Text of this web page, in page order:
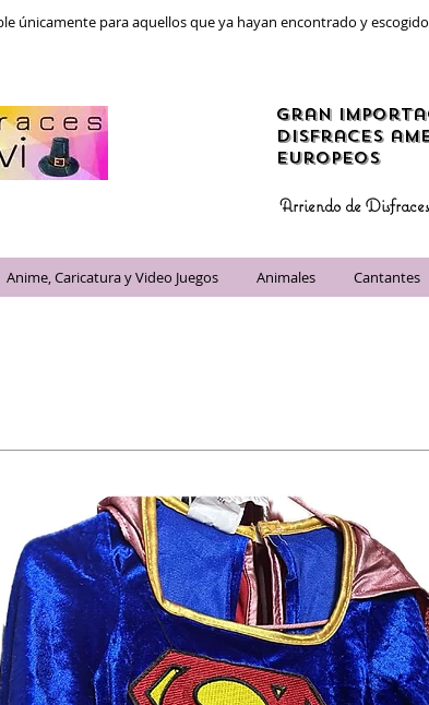
únicamente para aquellos que ya hayan encontrado y
gran
disfraces
Europeos
Arriendo de
Anime, Caricatura y Video Juegos Animales Cantantes